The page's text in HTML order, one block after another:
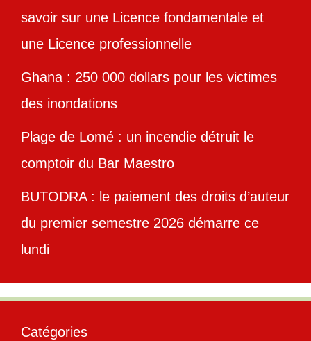
savoir sur une Licence fondamentale et
une Licence professionnelle
Ghana : 250 000 dollars pour les victimes
des inondations
Plage de Lomé : un incendie détruit le
comptoir du Bar Maestro
BUTODRA : le paiement des droits d’auteur
du premier semestre 2026 démarre ce
lundi
Catégories